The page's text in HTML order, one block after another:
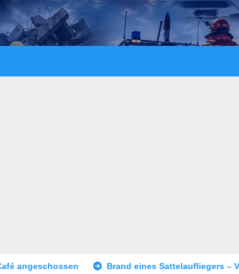
Brand eines Sattelaufliegers – Vollsperrung BAB – PM3